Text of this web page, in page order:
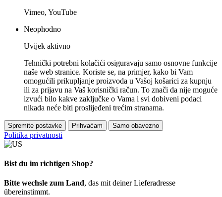
Vimeo, YouTube
Neophodno
Uvijek aktivno
Tehnički potrebni kolačići osiguravaju samo osnovne funkcije
naše web stranice. Koriste se, na primjer, kako bi Vam
omogućili prikupljanje proizvoda u Vašoj košarici za kupnju
ili za prijavu na Vaš korisnički račun. To znači da nije moguće
izvući bilo kakve zaključke o Vama i svi dobiveni podaci
nikada neće biti proslijeđeni trećim stranama.
Spremite postavke Prihvaćam Samo obavezno
Politika privatnosti
Bist du im richtigen Shop?
Bitte wechsle zum Land, das mit deiner Lieferadresse
übereinstimmt.